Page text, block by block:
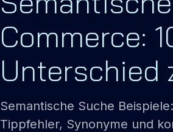
Commerce:
Unterschied
Semantische Suche
Tippfehler, Synonyme und